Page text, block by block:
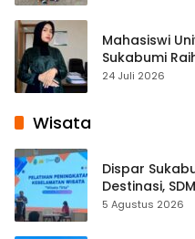
Mahasiswi
Sukabumi
24 Juli 2026
Wisata
Dispar
Destinasi,
hingga Teknik
5 Agustus 2026